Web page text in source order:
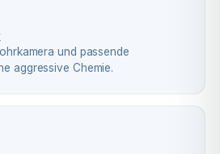
und passende
aggressive Chemie.